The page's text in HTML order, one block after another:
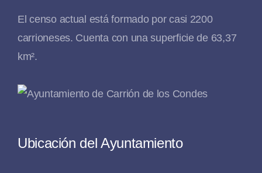
El censo actual está formado por casi 2200
carrioneses. Cuenta con una superficie de 63,37
km².
Ubicación del Ayuntamiento